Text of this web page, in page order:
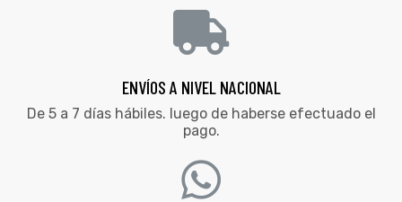
ENVÍOS A NIVEL NACIONAL
De 5 a 7 días hábiles. luego de haberse efectuado el
pago.